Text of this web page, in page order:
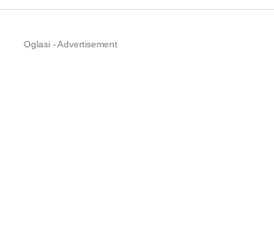
Oglasi - Advertisement